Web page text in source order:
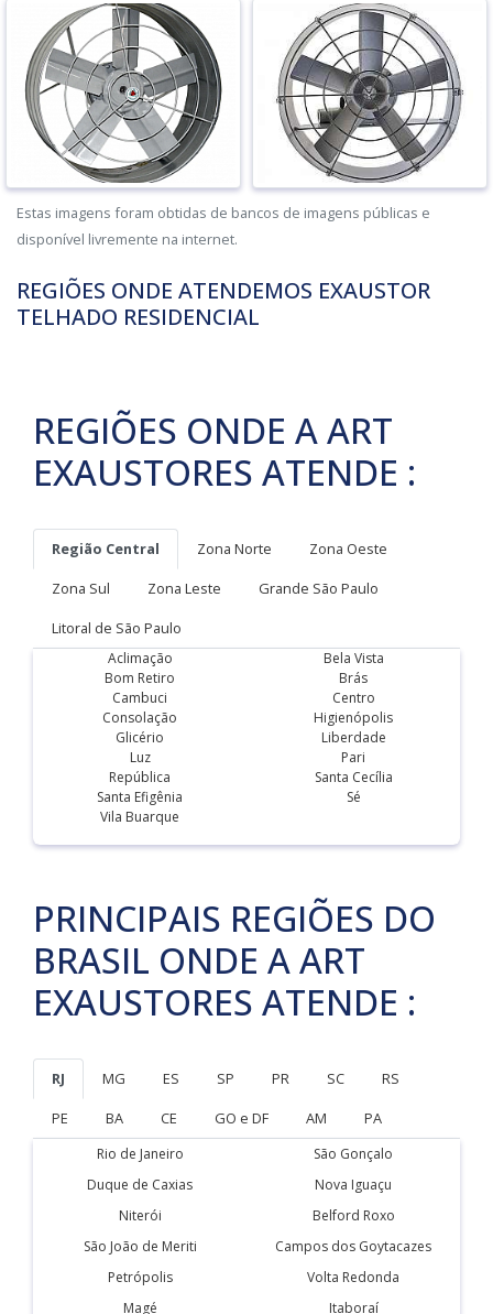
Estas imagens foram obtidas de bancos de imagens públicas e
disponível livremente na internet.
REGIÕES ONDE ATENDEMOS EXAUSTOR
TELHADO RESIDENCIAL
REGIÕES ONDE A ART
EXAUSTORES ATENDE :
Região Central Zona Norte
Zona Oeste
Zona Sul
Zona Leste
Grande São Paulo
Litoral de São Paulo
Aclimação
Bela Vista
Bom Retiro
Brás
Cambuci
Centro
Consolação
Higienópolis
Glicério
Liberdade
Luz
Pari
República
Santa Cecília
Santa Efigênia
Sé
Vila Buarque
PRINCIPAIS REGIÕES DO
BRASIL ONDE A ART
EXAUSTORES ATENDE :
RJ MG ES SP PR SC
RS
PE
BA CE GO e DF AM PA
Rio de Janeiro
São Gonçalo
Duque de Caxias
Nova Iguaçu
Niterói
Belford Roxo
São João de Meriti
Campos dos Goytacazes
Petrópolis
Volta Redonda
Magé
Itaboraí